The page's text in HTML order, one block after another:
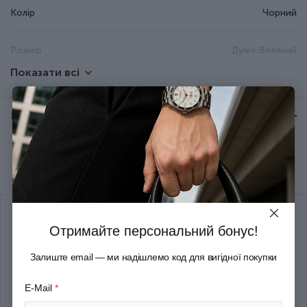
Колір Чорний
Розмір Дуже Великий
Висота (см) 40
Ширина (см) 70
Товщина (см)
Об'єм (л) 120
Показати всі
Відгуки: ★ 0 (0)
Рекомендуємо купити разом
Отримайте персональний бонус!
Залиште email — ми надішлемо код для вигідної покупки
E-Mail *